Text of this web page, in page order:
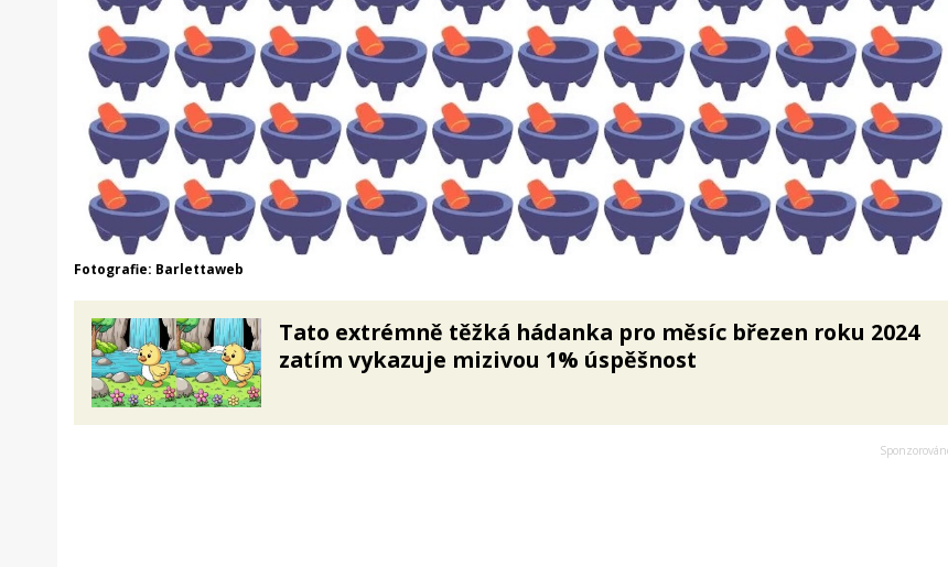
Fotografie: Barlettaweb
Tato extrémně těžká hádanka pro měsíc březen roku 2024
zatím vykazuje mizivou 1% úspěšnost